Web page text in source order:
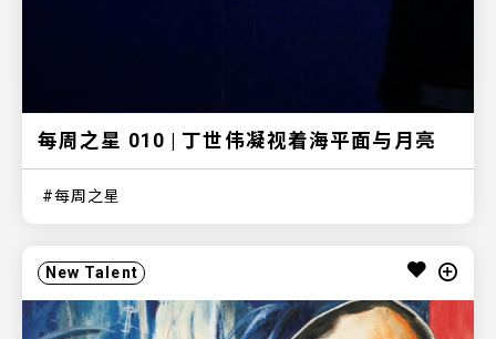
每周之星 010 | 丁世伟凝视着海平面与月亮
每周之星
New Talent